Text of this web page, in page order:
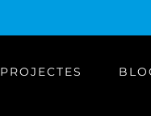
PROJECTES